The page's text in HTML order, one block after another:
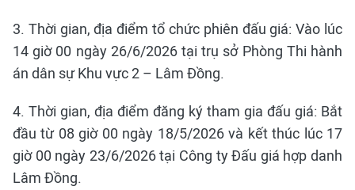
3. Thời gian, địa điểm tổ chức phiên đấu giá: Vào lúc
14 giờ 00 ngày 26/6/2026 tại trụ sở Phòng Thi hành
án dân sự Khu vực 2 – Lâm Đồng.
4. Thời gian, địa điểm đăng ký tham gia đấu giá: Bắt
đầu từ 08 giờ 00 ngày 18/5/2026 và kết thúc lúc 17
giờ 00 ngày 23/6/2026 tại Công ty Đấu giá hợp danh
Lâm Đồng.